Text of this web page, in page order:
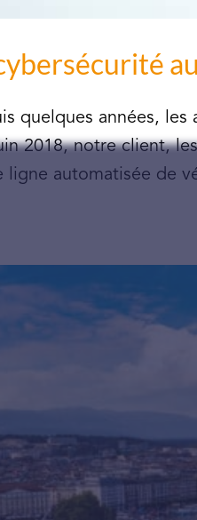
quelques années,
2018, notre client,
ligne automatisée de